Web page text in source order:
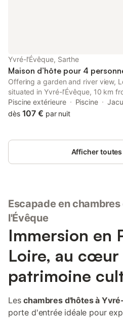
Yvré-l'Évêque, Sarthe
Maison d’hôte pour 4
Offering a garden and river view,
situated in Yvré-lʼÉvêque, 10 km
Le Mans Circuit. This property
private parking and free WiFi.
Piscine extérieure Piscine
dès 107 € par nuit
Afficher
Escapade en
l'Évêque
Immersion en
Loire, au cœur
patrimoine
Leschambres d'hôtes à
porte d'entrée idéale pour